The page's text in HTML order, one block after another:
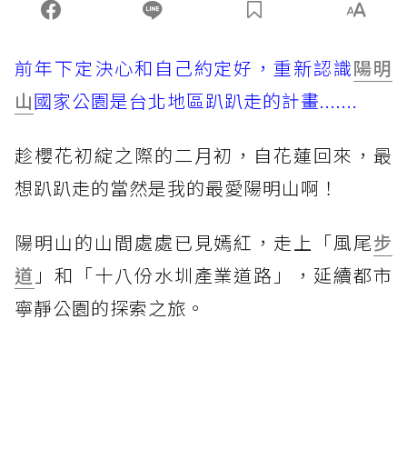
前年下定決心和自己約定好，重新認識陽明
山國家公園是台北地區趴趴走的計畫.......
趁櫻花初綻之際的二月初，自花蓮回來，最
想趴趴走的當然是我的最愛陽明山啊！
陽明山的山間處處已見嫣紅，走上「風尾步
道 」和「十八份水圳產業道路」，延續都市
寧靜公園的探索之旅。